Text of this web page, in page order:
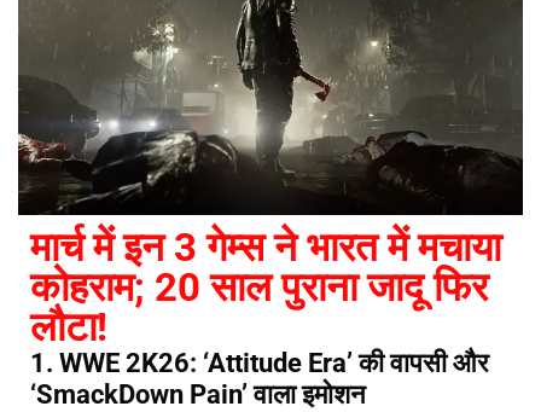
मार्च में इन 3 गेम्स ने भारत में मचाया
कोहराम; 20 साल पुराना जादू फिर
लौटा!
1. WWE 2K26: ‘Attitude Era’ की वापसी और
‘SmackDown Pain’ वाला इमोशन